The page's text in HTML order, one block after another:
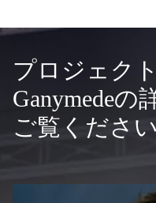
プロジェクト
Ganymedeの
ご覧ください